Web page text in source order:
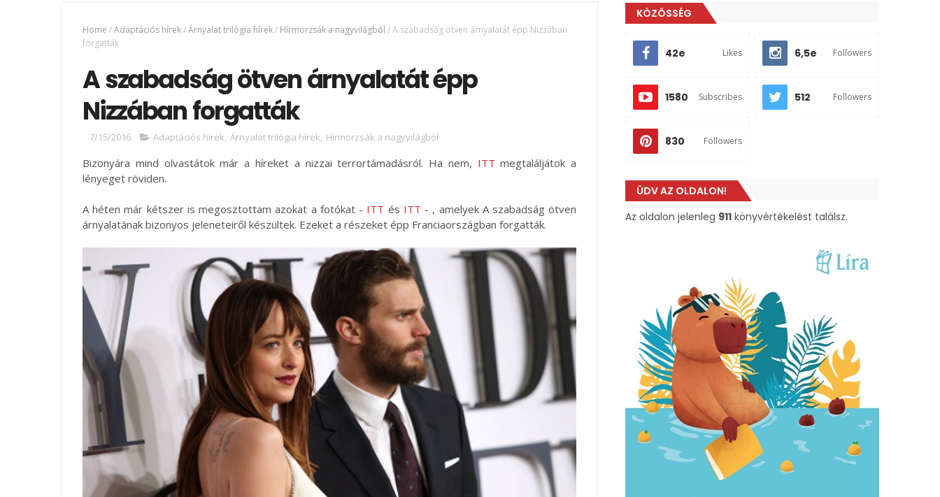
Home /Adaptációs hírek/Árnyalat trilógia hírek/ Hírmorzsák a nagyvilágból /A szabadság ötven árnyalatát épp Nizzában
forgatták
A szabadság ötven árnyalatát épp
Nizzában forgatták
7/15/2016 Adaptációs hírek, Árnyalat trilógia hírek, Hírmorzsák a nagyvilágból
Bizonyára mind olvastátok már a híreket a nizzai terrortámadásról. Ha nem, ITT megtaláljátok a
lényeget röviden.
A héten már kétszer is megosztottam azokat a fotókat - ITT és ITT - , amelyek A szabadság ötven
árnyalatának bizonyos jeleneteiről készültek. Ezeket a részeket épp Franciaországban forgatták.
KÖZÖSSÉG
42e Likes 6,5e Followers
1580 Subscribes 512 Followers
830 Followers
ÜDV AZ OLDALON!
Az oldalon jelenleg 911 könyvértékelést találsz.